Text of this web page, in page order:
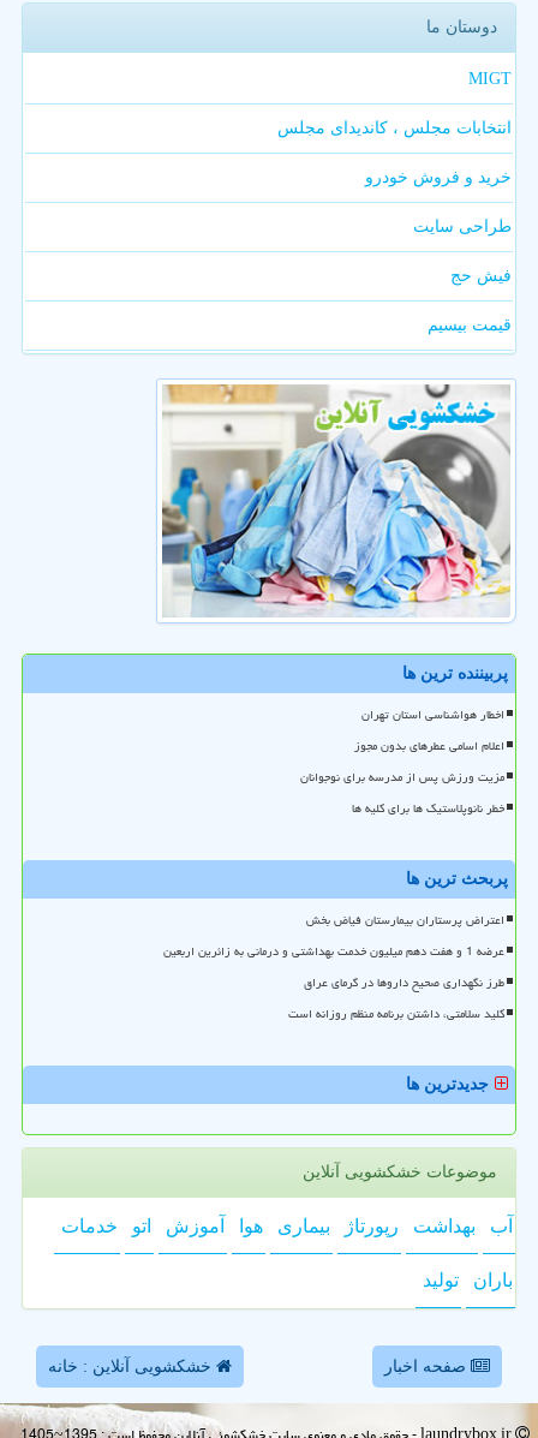
دوستان ما
MIGT
انتخابات مجلس ، کاندیدای مجلس
خرید و فروش خودرو
طراحی سایت
فیش حج
قیمت بیسیم
پربیننده ترین ها
اخطار هواشناسی استان تهران
اعلام اسامی عطرهای بدون مجوز
مزیت ورزش پس از مدرسه برای نوجوانان
خطر نانوپلاستیک ها برای کلیه ها
پربحث ترین ها
اعتراض پرستاران بیمارستان فیاض بخش
عرضه 1 و هفت دهم میلیون خدمت بهداشتی و درمانی به زائرین اربعین
طرز نگهداری صحیح داروها در گرمای عراق
کلید سلامتی، داشتن برنامه منظم روزانه است
جدیدترین ها
موضوعات خشکشویی آنلاین
آب بهداشت رپورتاژ بیماری هوا آموزش اتو خدمات
باران تولید
صفحه اخبار خشکشویی آنلاین : خانه